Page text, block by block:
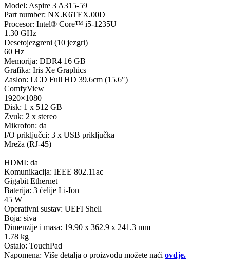
Model: Aspire 3 A315-59
Part number: NX.K6TEX.00D
Procesor: Intel® Core™ i5-1235U
1.30 GHz
Desetojezgreni (10 jezgri)
60 Hz
Memorija: DDR4 16 GB
Grafika: Iris Xe Graphics
Zaslon: LCD Full HD 39.6cm (15.6″)
ComfyView
1920×1080
Disk: 1 x 512 GB
Zvuk: 2 x stereo
Mikrofon: da
I/O priključci: 3 x USB priključka
Mreža (RJ-45)
HDMI: da
Komunikacija: IEEE 802.11ac
Gigabit Ethernet
Baterija: 3 ćelije Li-Ion
45 W
Operativni sustav: UEFI Shell
Boja: siva
Dimenzije i masa: 19.90 x 362.9 x 241.3 mm
1.78 kg
Ostalo: TouchPad
Napomena: Više detalja o proizvodu možete naći ovdje.